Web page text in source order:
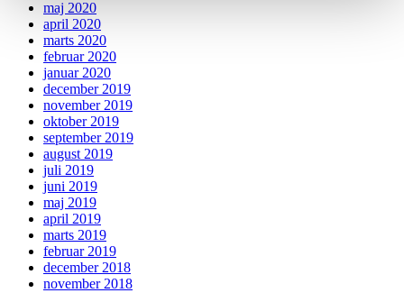
maj 2020
april 2020
marts 2020
februar 2020
januar 2020
december 2019
november 2019
oktober 2019
september 2019
august 2019
juli 2019
juni 2019
maj 2019
april 2019
marts 2019
februar 2019
december 2018
november 2018